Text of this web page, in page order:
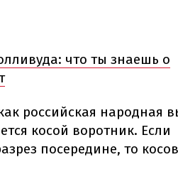
что ты знаешь о
российская народная
косой воротник. Если
посередине, то